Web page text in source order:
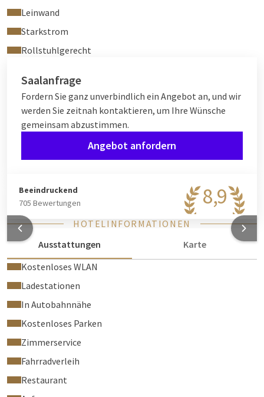
Leinwand
Starkstrom
Rollstuhlgerecht
Saalanfrage
Fordern Sie ganz unverbindlich ein Angebot an, und wir
werden Sie zeitnah kontaktieren, um Ihre Wünsche
gemeinsam abzustimmen.
Angebot anfordern
8,9
Beeindruckend
705 Bewertungen
HOTELINFORMATIONEN
Ausstattungen
Karte
Kostenloses WLAN
Ladestationen
In Autobahnnähe
Kostenloses Parken
Zimmerservice
Fahrradverleih
Restaurant